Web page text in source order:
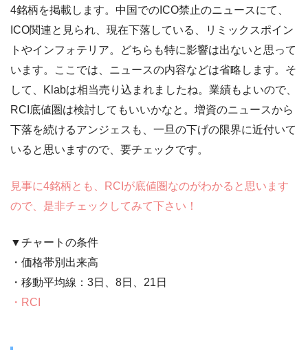
4銘柄を掲載します。中国でのICO禁止のニュースにて、
ICO関連と見られ、現在下落している、リミックスポイン
トやインフォテリア。どちらも特に影響は出ないと思って
います。ここでは、ニュースの内容などは省略します。そ
して、Klabは相当売り込まれましたね。業績もよいので、
RCI底値圏は検討してもいいかなと。増資のニュースから
下落を続けるアンジェスも、一旦の下げの限界に近付いて
いると思いますので、要チェックです。
見事に4銘柄とも、RCIが底値圏なのがわかると思います
ので、是非チェックしてみて下さい！
▼チャートの条件
・価格帯別出来高
・移動平均線：3日、8日、21日
・RCI